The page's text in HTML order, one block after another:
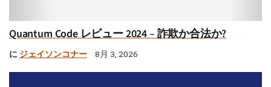
Quantum Code レビュー 2024 – 詐欺か合法か?
に ジェイソンコナー 8月 3, 2026